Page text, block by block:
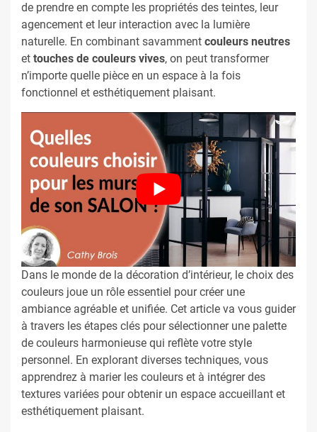
de prendre en compte les propriétés des teintes, leur
agencement et leur interaction avec la lumière
naturelle. En combinant savamment couleurs neutres
et touches de couleurs vives, on peut transformer
n’importe quelle pièce en un espace à la fois
fonctionnel et esthétiquement plaisant.
Dans le monde de la décoration d’intérieur, le choix des
couleurs joue un rôle essentiel pour créer une
ambiance agréable et unifiée. Cet article va vous guider
à travers les étapes clés pour sélectionner une palette
de couleurs harmonieuse qui reflète votre style
personnel. En explorant diverses techniques, vous
apprendrez à marier les couleurs et à intégrer des
textures variées pour obtenir un espace accueillant et
esthétiquement plaisant.